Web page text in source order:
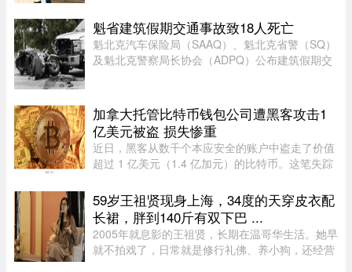
国人都觉得脸上有光，与有荣焉。尤其是王虹，作
为一个女性，她硬生生啃下 ...
魁省建筑假期交通事故致18人死亡
魁北克汽车保险局（SAAQ）、魁北克省警（SQ）
及魁北克警察局长协会（ADPQ）公布建筑假期交
今年死亡人数明显下降。统计显 ...
加拿大托管比特币钱包公司遭黑客攻击1
亿美元被盗 损失惨重
近日，黑客从数千个本应安全的账户中盗走了价值
超过 1 亿美元（1.4 亿加元）的比特币。这笔失踪
钱包的软件漏洞。冷钱包除了私密密码（“密钥”）
之外，还配有实体 ...
59岁王祖贤现身上海，34度的天穿皮衣配
长裙，胖到140斤有双下巴 ...
2005年就息影的王祖贤，长期在温哥华生活。她早
就不拍戏了，日常就是修行礼佛、养小狗，还经营